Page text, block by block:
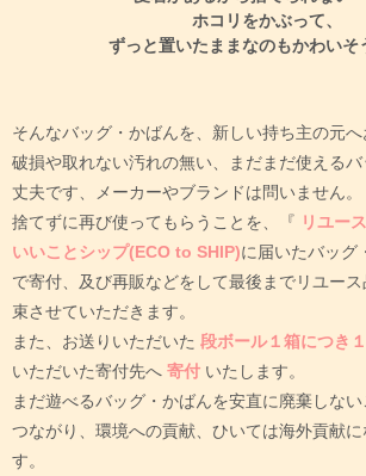
ホコリをかぶって、
ずっと置いたままなのもかわいそ
そんなバッグ・かばんを、新しい持ち主の元へ
破損や取れない汚れの無い、まだまだ使える
丈夫です、メーカーやブランドは問いません。
捨てずに再び使ってもらうことを、『 リユース
いいことシップ(ECO to SHIP)に届いたバッグ
で寄付、及び再販などをして最後までリユー
束させていただきます。
また、お送りいただいた 段ボール１箱につき
いただいた寄付先へ 寄付 いたします。
まだ遊べるバッグ・かばんを安直に廃棄しな
つながり、環境への貢献、ひいては海外貢献
す。